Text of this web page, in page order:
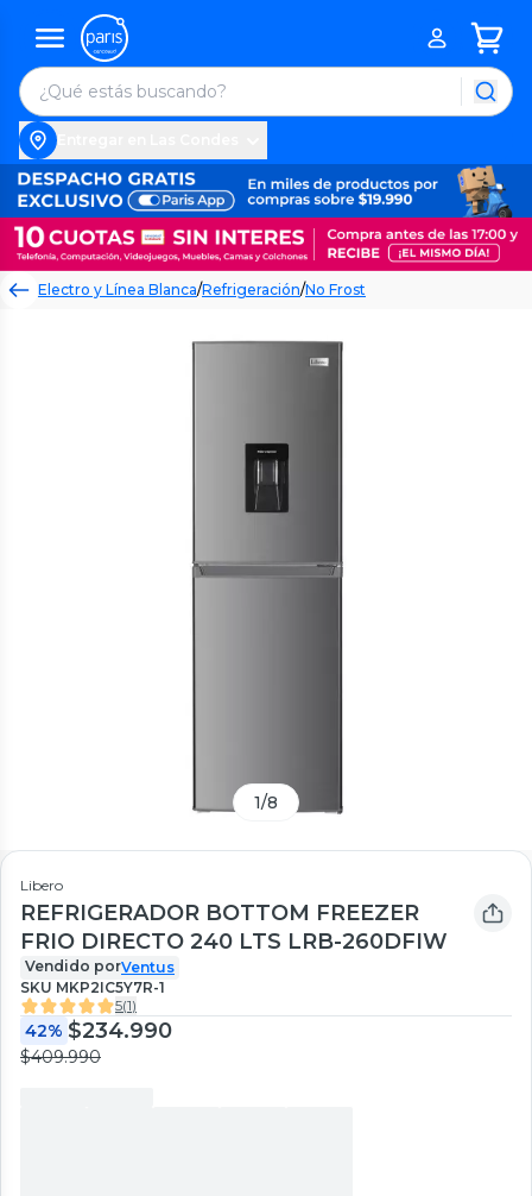
Electro y Línea Blanca/Refrigeración/No Frost
1/8
Libero
REFRIGERADOR BOTTOM FREEZER
FRIO DIRECTO 240 LTS LRB-260DFIW
Vendido porVentus
SKU MKP2IC5Y7R-1
5(1)
42% $234.990
$409.990